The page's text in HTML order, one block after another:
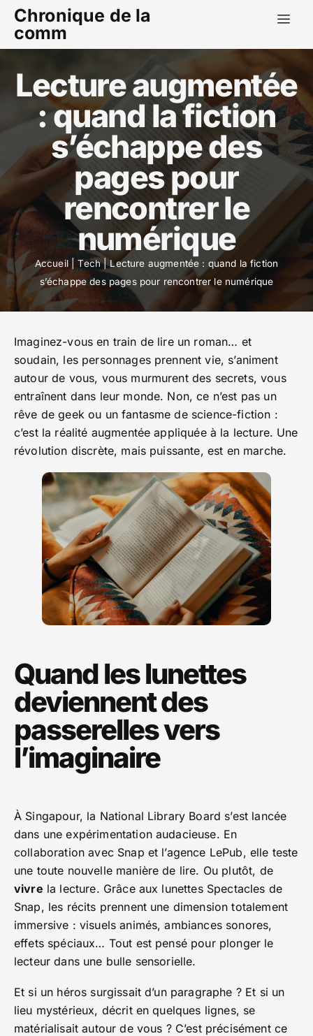
Chronique de la
comm
Lecture augmentée
: quand la fiction
s’échappe des
pages pour
rencontrer le
numérique
Accueil|Tech|Lecture augmentée : quand la fiction
s’échappe des pages pour rencontrer le numérique
Imaginez-vous en train de lire un roman… et
soudain, les personnages prennent vie, s’animent
autour de vous, vous murmurent des secrets, vous
entraînent dans leur monde. Non, ce n’est pas un
rêve de geek ou un fantasme de science-fiction :
c’est la réalité augmentée appliquée à la lecture. Une
révolution discrète, mais puissante, est en marche.
Quand les lunettes
deviennent des
passerelles vers
l’imaginaire
À Singapour, la National Library Board s’est lancée
dans une expérimentation audacieuse. En
collaboration avec Snap et l’agence LePub, elle teste
une toute nouvelle manière de lire. Ou plutôt, de
vivre la lecture. Grâce aux lunettes Spectacles de
Snap, les récits prennent une dimension totalement
immersive : visuels animés, ambiances sonores,
effets spéciaux… Tout est pensé pour plonger le
lecteur dans une bulle sensorielle.
Et si un héros surgissait d’un paragraphe ? Et si un
lieu mystérieux, décrit en quelques lignes, se
matérialisait autour de vous ? C’est précisément ce